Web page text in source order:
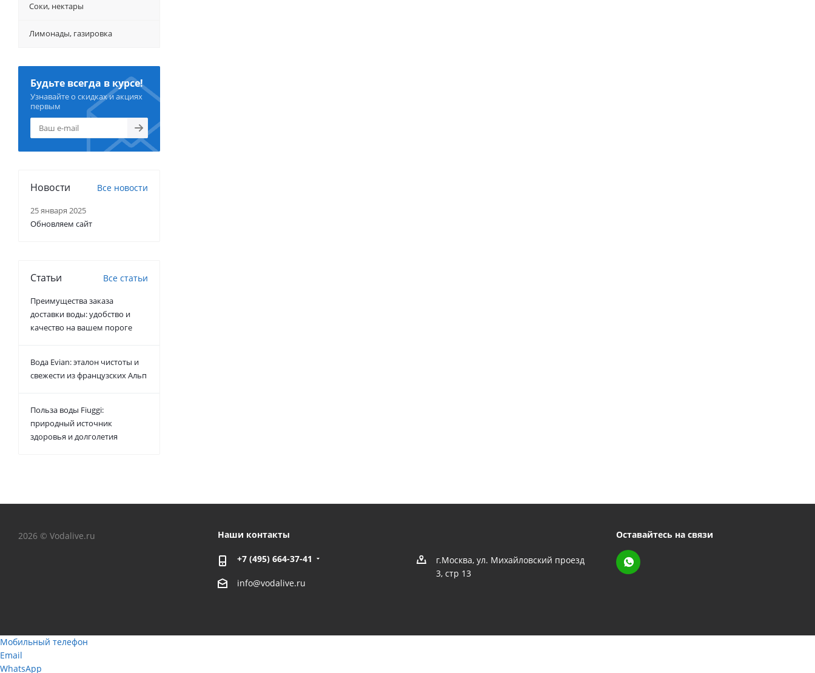
Соки, нектары
Лимонады, газировка
Будьте всегда в курсе!
Узнавайте о скидках и акциях
первым
Новости Все новости
25 января 2025
Обновляем сайт
Статьи Все статьи
Преимущества заказа
доставки воды: удобство и
качество на вашем пороге
Вода Evian: эталон чистоты и
свежести из французских Альп
Польза воды Fiuggi:
природный источник
здоровья и долголетия
2026 © Vodalive.ru Наши контакты
+7 (495) 664-37-41
info@vodalive.ru
г.Москва, ул. Михайловский проезд
3, стр 13
Оставайтесь на связи
Мобильный телефон
Email
WhatsApp